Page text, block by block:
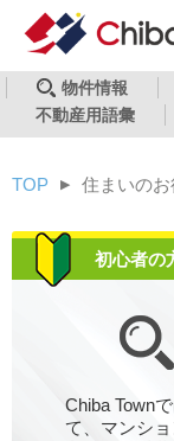
head
物件情報
不動産用語彙
TOP ▶︎ 住まいの
初心者の
Chiba Town
て、マンシ